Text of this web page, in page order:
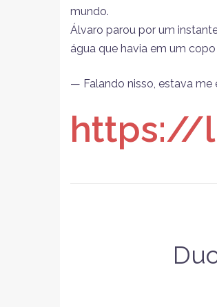
mundo.
Álvaro parou por um
água que havia em um
— Falando nisso, estava me
https://